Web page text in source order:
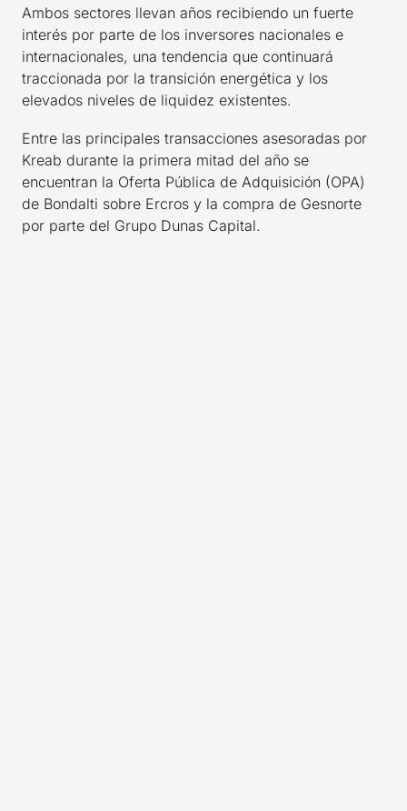
Ambos sectores llevan años recibiendo un fuerte
interés por parte de los inversores nacionales e
internacionales, una tendencia que continuará
traccionada por la transición energética y los
elevados niveles de liquidez existentes.
Entre las principales transacciones asesoradas por
Kreab durante la primera mitad del año se
encuentran la Oferta Pública de Adquisición (OPA)
de Bondalti sobre Ercros y la compra de Gesnorte
por parte del Grupo Dunas Capital.